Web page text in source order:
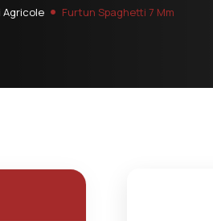
Agricole Furtun Spaghetti 7 Mm